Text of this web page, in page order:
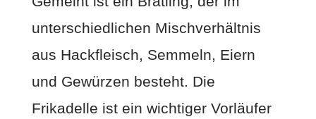
unterschiedlichen Mischverhältnis
aus Hackfleisch, Semmeln, Eiern
und Gewürzen besteht. Die
Frikadelle ist ein wichtiger Vorläufer